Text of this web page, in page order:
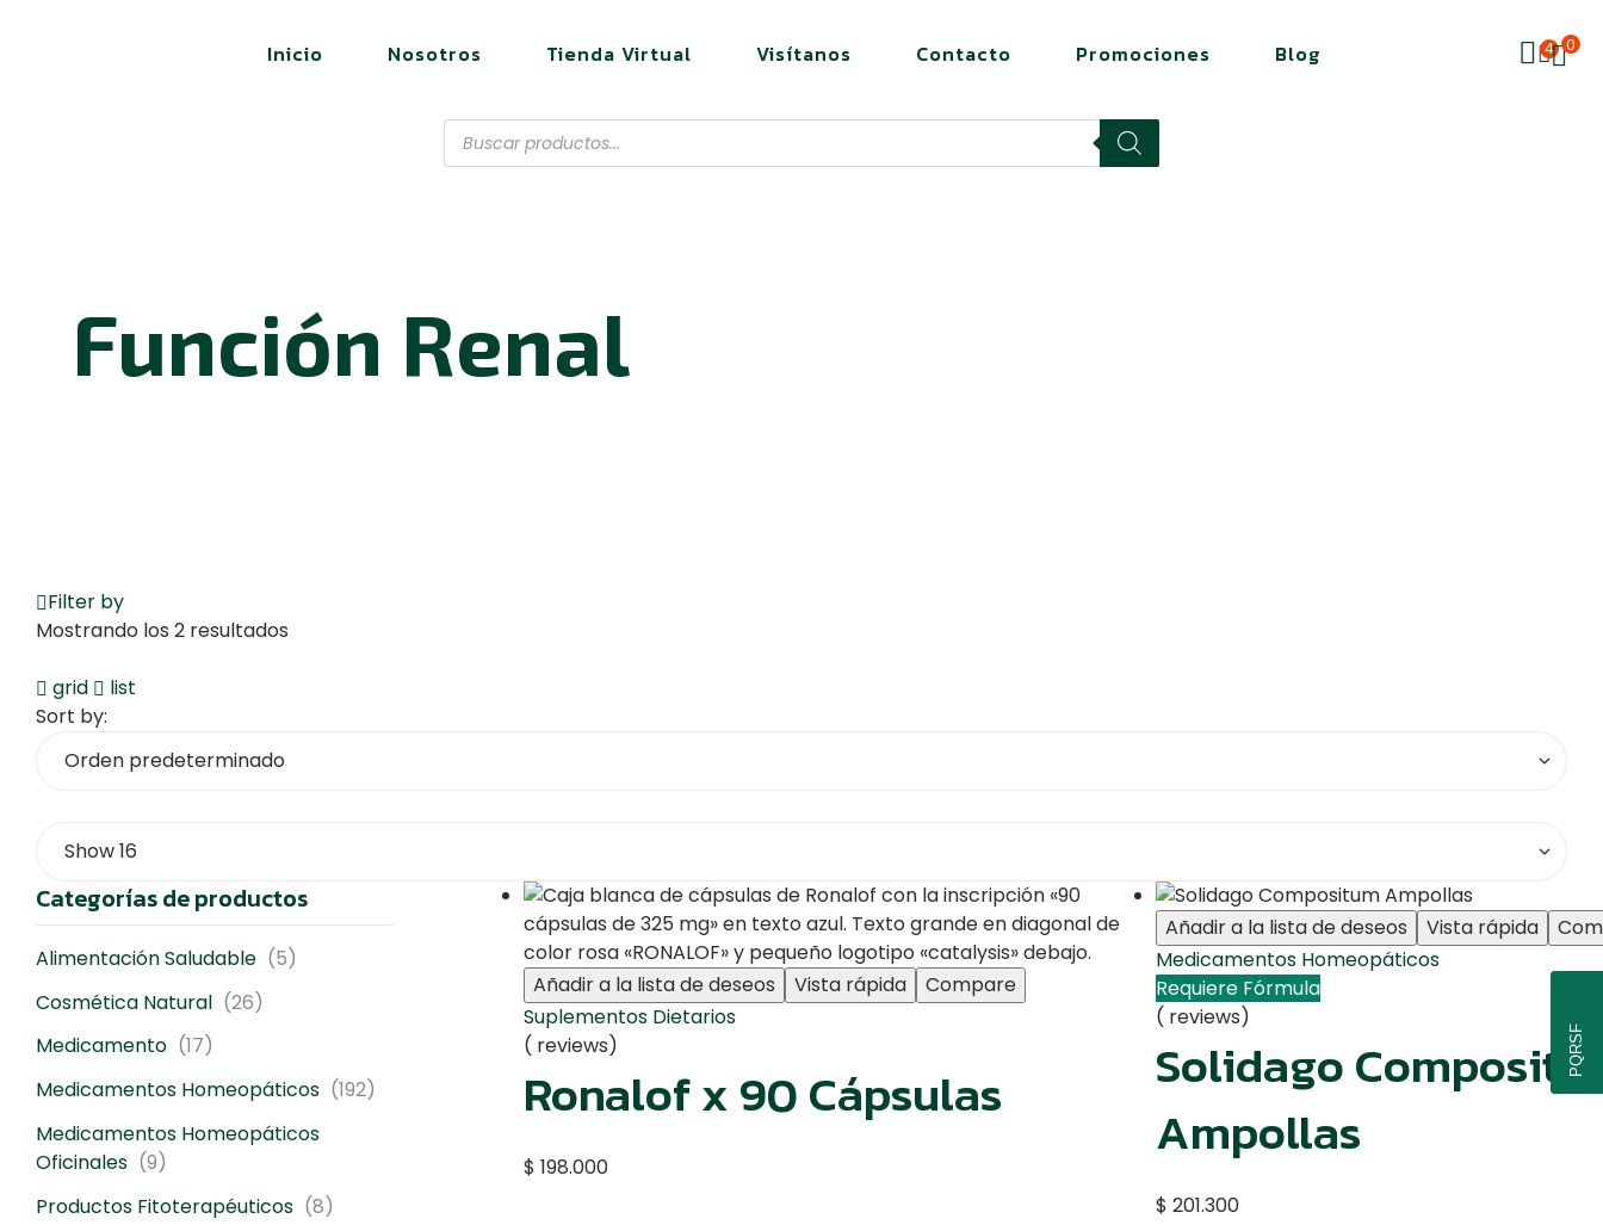
Inicio Nosotros Tienda Virtual Visítanos Contacto Promociones Blog 4 0
Función Renal
Filter by
Mostrando los 2 resultados
grid
list
Sort by:
Añadir a la lista de deseos Vista rápida
Compare
Suplementos Dietarios
( reviews)
Ronalof x 90 Cápsulas
$ 198.000
Añadir a la lista de deseos Vista rápida
Medicamentos Homeopáticos
Requiere Fórmula
( reviews)
Solidago
Ampollas
$ 201.300
Categorías de productos
Alimentación Saludable (5)
Cosmética Natural (26)
Medicamento (17)
Medicamentos Homeopáticos (192)
Medicamentos Homeopáticos
Oficinales (9)
Productos Fitoterapéuticos (8)
PQRSF